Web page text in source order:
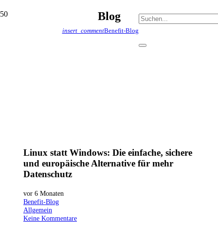
insert_commentBenefit-Blog
Blog
Linux statt Windows: Die einfache, sichere
und europäische Alternative für mehr
Datenschutz
vor 6 Monaten
Benefit-Blog
Allgemein
Keine Kommentare